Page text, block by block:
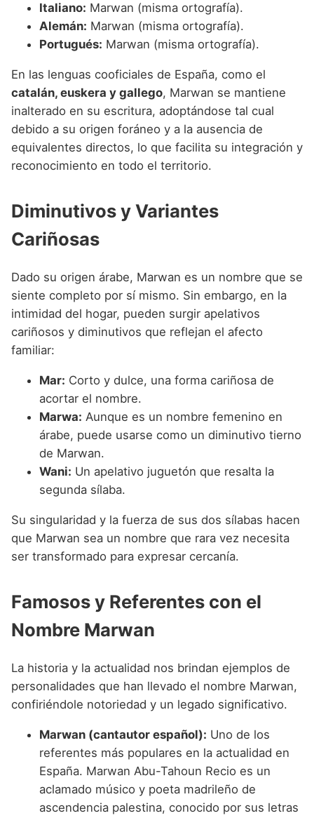
Italiano: Marwan (misma ortografía).
Alemán: Marwan (misma ortografía).
Portugués: Marwan (misma ortografía).
En las lenguas cooficiales de España, como el
catalán, euskera y gallego, Marwan se mantiene
inalterado en su escritura, adoptándose tal cual
debido a su origen foráneo y a la ausencia de
equivalentes directos, lo que facilita su integración y
reconocimiento en todo el territorio.
Diminutivos y Variantes
Cariñosas
Dado su origen árabe, Marwan es un nombre que se
siente completo por sí mismo. Sin embargo, en la
intimidad del hogar, pueden surgir apelativos
cariñosos y diminutivos que reflejan el afecto
familiar:
Mar: Corto y dulce, una forma cariñosa de
acortar el nombre.
Marwa: Aunque es un nombre femenino en
árabe, puede usarse como un diminutivo tierno
de Marwan.
Wani: Un apelativo juguetón que resalta la
segunda sílaba.
Su singularidad y la fuerza de sus dos sílabas hacen
que Marwan sea un nombre que rara vez necesita
ser transformado para expresar cercanía.
Famosos y Referentes con el
Nombre Marwan
La historia y la actualidad nos brindan ejemplos de
personalidades que han llevado el nombre Marwan,
confiriéndole notoriedad y un legado significativo.
Marwan (cantautor español): Uno de los
referentes más populares en la actualidad en
España. Marwan Abu-Tahoun Recio es un
aclamado músico y poeta madrileño de
ascendencia palestina, conocido por sus letras